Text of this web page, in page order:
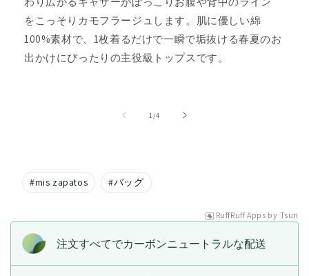
をこっそりカモフラージュします。肌に優しい綿
100%素材で、1枚着るだけで一瞬で垢抜ける春夏のお
出かけにぴったりの主役級トップスです。
1 /の
4
#mis zapatos #バッグ
RuffRuff Apps by Tsun
注文すべてでカーボンニュートラルな配送